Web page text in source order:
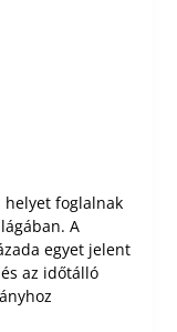
helyet foglalnak
A
egyet jelent
az időtálló